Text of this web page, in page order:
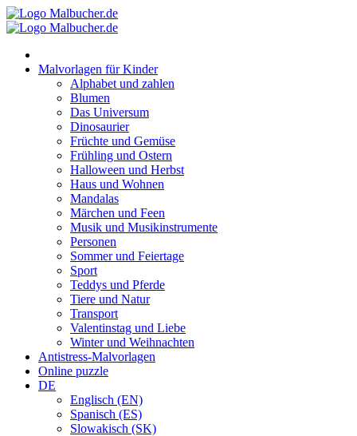
Zum
Inhalt
Malvorlagen für Kinder
Alphabet und zahlen
Blumen
Das Universum
Dinosaurier
Früchte und Gemüse
Frühling und Ostern
Halloween und Herbst
Haus und Wohnen
Mandalas
Märchen und Feen
Musik und Musikinstrumente
Personen
Sommer und Feiertage
Sport
Teddys und Pferde
Tiere und Natur
Transport
Valentinstag und Liebe
Winter und Weihnachten
Antistress-Malvorlagen
Online puzzle
DE
Englisch (EN)
Spanisch (ES)
Slowakisch (SK)